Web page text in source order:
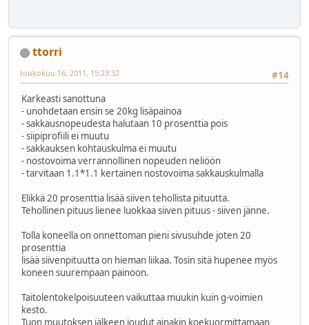
ttorri
#14
toukokuu 16, 2011, 15:23:32
Karkeasti sanottuna
- unohdetaan ensin se 20kg lisäpainoa
- sakkausnopeudesta halutaan 10 prosenttia pois
- siipiprofiili ei muutu
- sakkauksen kohtauskulma ei muutu
- nostovoima verrannollinen nopeuden neliöön
- tarvitaan 1.1*1.1 kertainen nostovoima sakkauskulmalla
Elikkä 20 prosenttia lisää siiven tehollista pituutta.
Tehollinen pituus lienee luokkaa siiven pituus - siiven jänne.
Tolla koneella on onnettoman pieni sivusuhde joten 20
prosenttia
lisää siivenpituutta on hieman liikaa. Tosin sitä hupenee myös
koneen suurempaan painoon.
Taitolentokelpoisuuteen vaikuttaa muukin kuin g-voimien
kesto.
Tuon muutoksen jälkeen joudut ainakin koekuormittamaan